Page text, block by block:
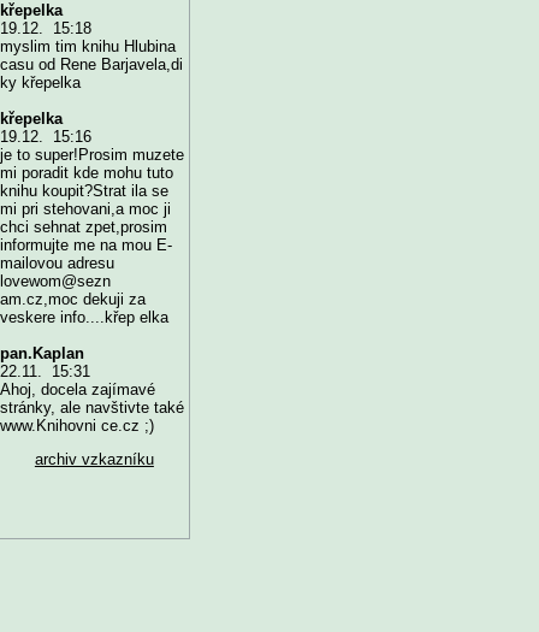
křepelka
19.12. 15:18
myslim tim knihu Hlubina
casu od Rene Barjavela,di
ky křepelka
křepelka
19.12. 15:16
je to super!Prosim muzete
mi poradit kde mohu tuto
knihu koupit?Strat ila se
mi pri stehovani,a moc ji
chci sehnat zpet,prosim
informujte me na mou E-
mailovou adresu
lovewom@sezn
am.cz,moc dekuji za
veskere info....křep elka
pan.Kaplan
22.11. 15:31
Ahoj, docela zajímavé
stránky, ale navštivte také
www.Knihovni ce.cz ;)
archiv vzkazníku